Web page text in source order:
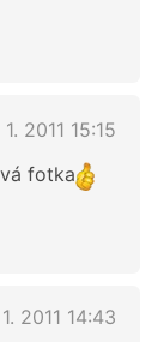
2011 15:15
fotka
2011 14:43